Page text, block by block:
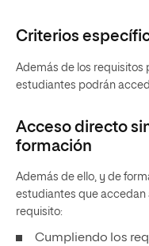
Criterios
Además de los requisitos
estudiantes podrán
Acceso directo
formación
Además de ello, y de
estudiantes que accedan
requisito:
Cumpliendo los